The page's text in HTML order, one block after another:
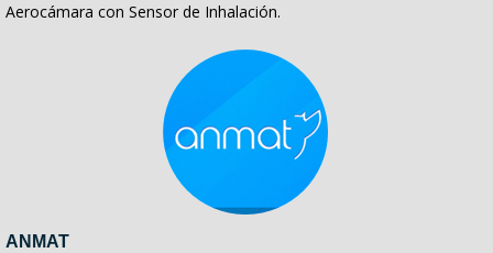
Aerocámara con Sensor de Inhalación.
ANMAT